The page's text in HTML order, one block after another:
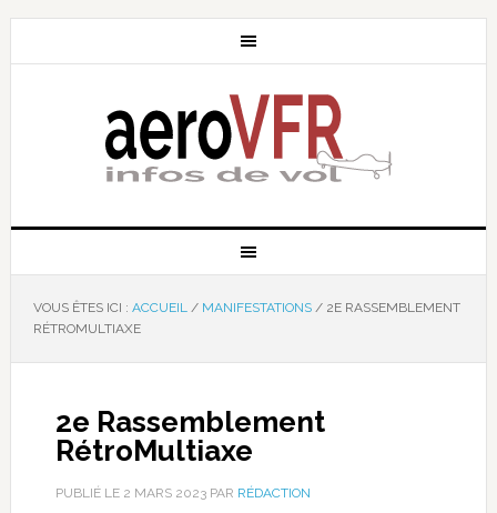
VOUS ÊTES ICI : ACCUEIL / MANIFESTATIONS /2E RASSEMBLEMENT
RÉTROMULTIAXE
2e Rassemblement
RétroMultiaxe
PUBLIÉ LE 2 MARS 2023PAR RÉDACTION